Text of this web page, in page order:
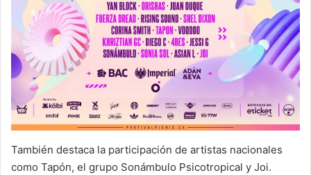
También destaca la participación de artistas nacionales
como Tapón, el grupo Sonámbulo Psicotropical y Joi.